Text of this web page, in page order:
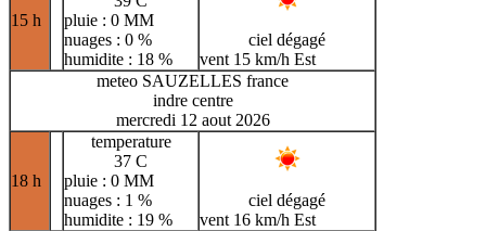
15 h
pluie : 0 MM
nuages : 0 %
humidite : 18 %
ciel dégagé
vent 15 km/h Est
meteo SAUZELLES france
indre centre
mercredi 12 aout 2026
18 h
temperature
37 C
pluie : 0 MM
nuages : 1 %
humidite : 19 %
ciel dégagé
vent 16 km/h Est